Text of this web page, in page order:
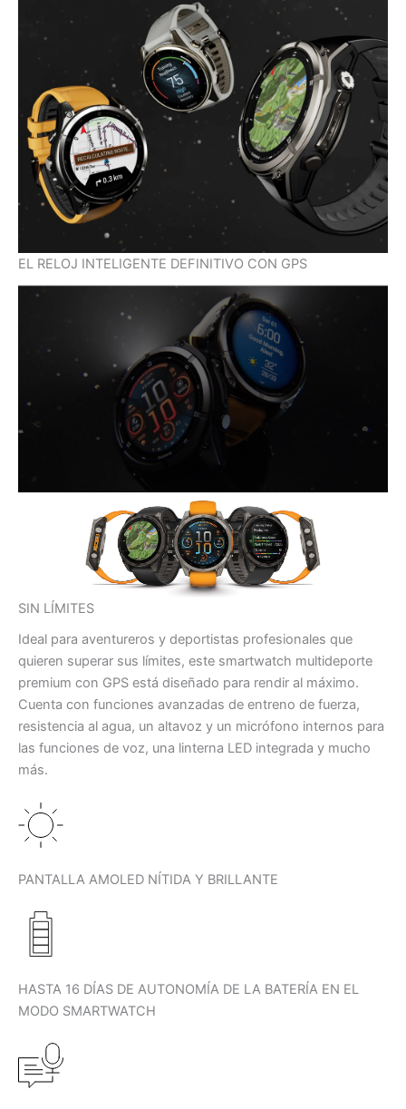
EL RELOJ INTELIGENTE DEFINITIVO CON GPS
SIN LÍMITES
Ideal para aventureros y deportistas profesionales que
quieren superar sus límites, este smartwatch multideporte
premium con GPS está diseñado para rendir al máximo.
Cuenta con funciones avanzadas de entreno de fuerza,
resistencia al agua, un altavoz y un micrófono internos para
las funciones de voz, una linterna LED integrada y mucho
más.
PANTALLA AMOLED NÍTIDA Y BRILLANTE
HASTA 16 DÍAS DE AUTONOMÍA DE LA BATERÍA EN EL
MODO SMARTWATCH